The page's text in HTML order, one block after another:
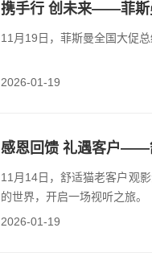
携手行 创未来——菲斯
11月19日，菲斯曼全国大促
2026-01-19
感恩回馈 礼遇客户——
11月14日，舒适猫老客户观
的世界，开启一场视听之旅。
2026-01-19